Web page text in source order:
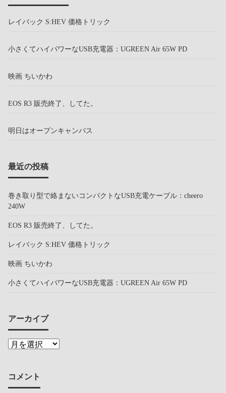
レイバック S:HEV 価格トリック
小さくてハイパワーなUSB充電器：UGREEN Air 65W PD
映画 ちいかわ
EOS R3 販売終了、してた。
明日はオープンキャンパス
最近の投稿
巻き取り型で絡まないコンパクトなUSB充電ケーブル：cheero
240W
EOS R3 販売終了、してた。
レイバック S:HEV 価格トリック
映画 ちいかわ
小さくてハイパワーなUSB充電器：UGREEN Air 65W PD
アーカイブ
コメント